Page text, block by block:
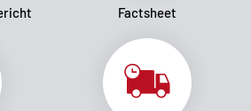
Factsheet